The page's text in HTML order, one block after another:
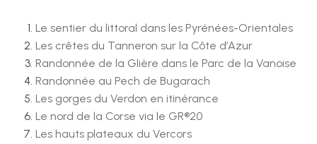
Le sentier du littoral dans les Pyrénées-Orientales
Les crêtes du Tanneron sur la Côte d’Azur
Randonnée de la Glière dans le Parc de la Vanoise
Randonnée au Pech de Bugarach
Les gorges du Verdon en itinérance
Le nord de la Corse via le GR®20
Les hauts plateaux du Vercors